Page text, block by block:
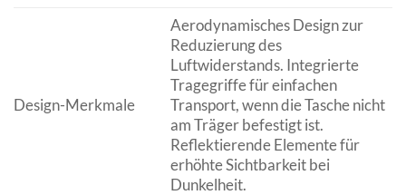
Design-Merkmale
Aerodynamisches Design zur
Reduzierung des
Luftwiderstands. Integrierte
Tragegriffe für einfachen
Transport, wenn die Tasche nicht
am Träger befestigt ist.
Reflektierende Elemente für
erhöhte Sichtbarkeit bei
Dunkelheit.